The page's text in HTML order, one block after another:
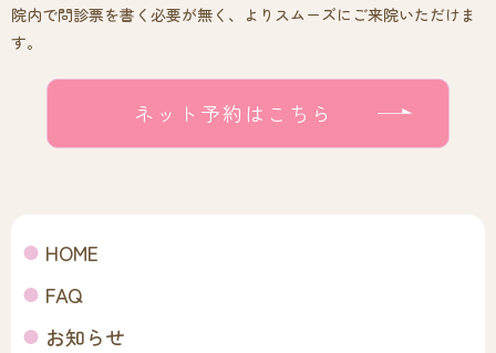
院内で問診票を書く必要が無く、よりスムーズにご来院いただけま
す。
ネット予約はこちら
HOME
FAQ
お知らせ